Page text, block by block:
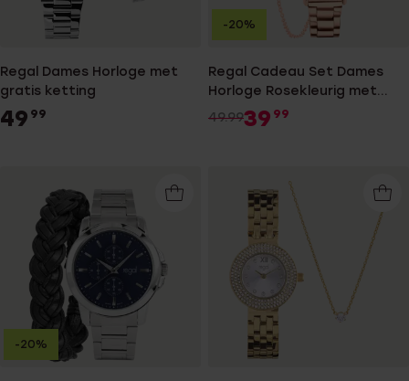
Regal Dames Horloge met
gratis ketting
49 99
Regal Cadeau Set Dames
Horloge Rosekleurig met
gratis armband
49.9939 99
-20%
-20%